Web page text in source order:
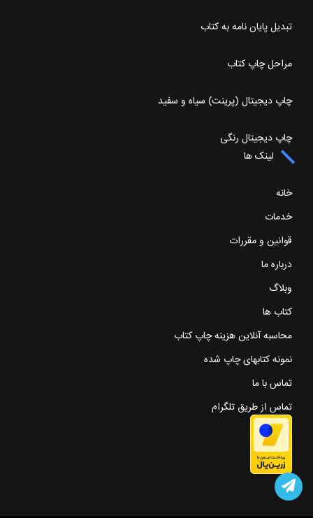
تبدیل پایان نامه به کتاب
مراحل چاپ کتاب
چاپ دیجیتال (پرینت) سیاه و سفید
چاپ دیجیتال رنگی
لینک ها
خانه
خدمات
قوانین و مقررات
درباره ما
وبلاگ
کتاب ها
محاسبه آنلاین هزینه چاپ کتاب
نمونه کتابهای چاپ شده
تماس با ما
تماس از طریق تلگرام